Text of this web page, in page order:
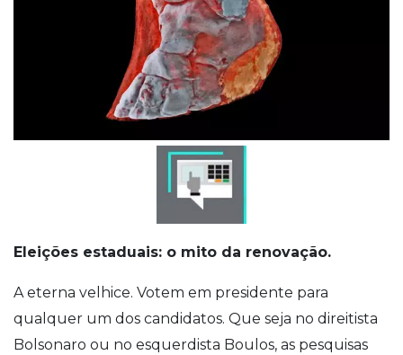
Eleições estaduais: o mito da renovação.
A eterna velhice. Votem em presidente para
qualquer um dos candidatos. Que seja no direitista
Bolsonaro ou no esquerdista Boulos, as pesquisas